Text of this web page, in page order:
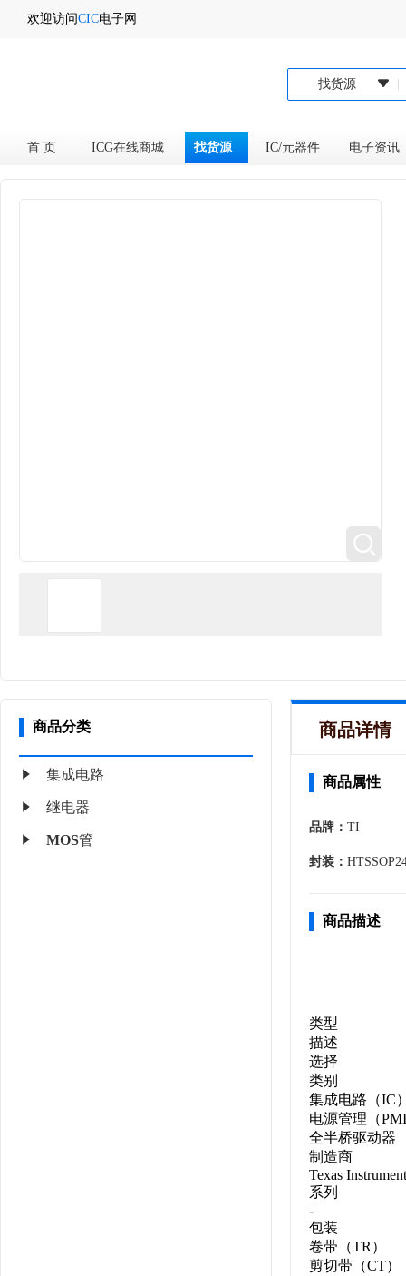
欢迎访问CIC电子网
找货源
首 页 ICG在线商城 找货源 IC/元器件 电子资
商品分类
集成电路
继电器
MOS管
商品详情
商品属性
品牌： TI
封装：
商品描述
类型
描述
选择
类别
集成电路（IC
电源管理（
全半桥驱动器
制造商
Texas
系列
-
包装
卷带（TR）
剪切带（CT）